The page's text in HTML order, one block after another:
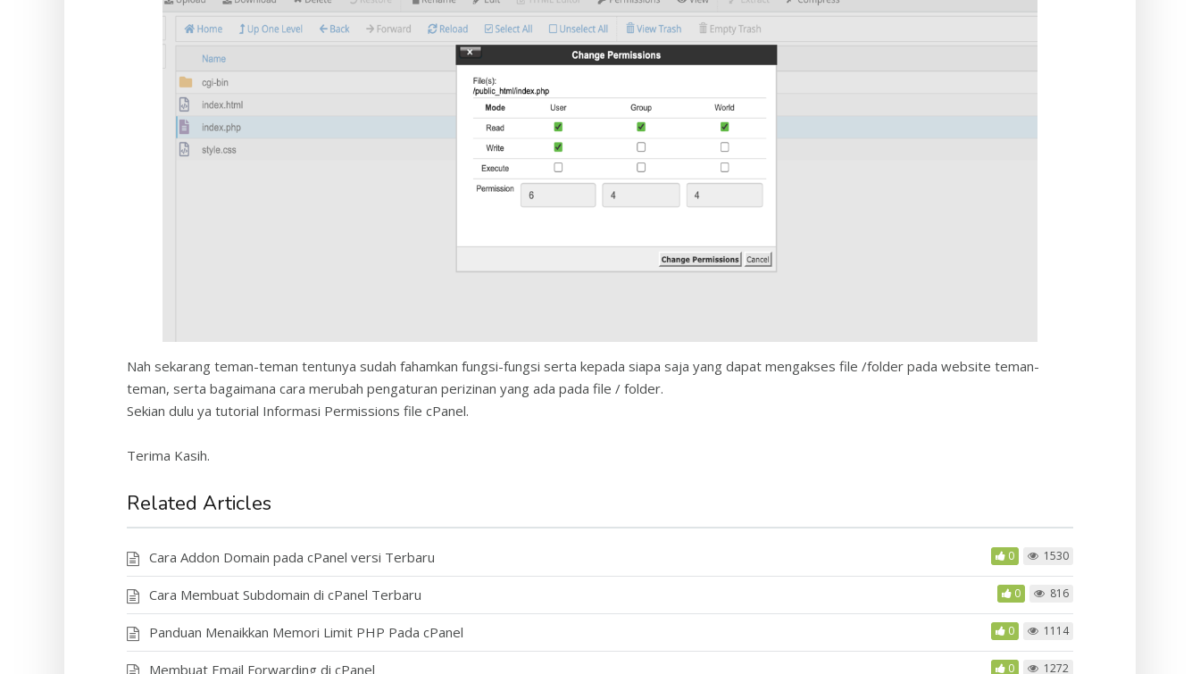
Nah sekarang teman-teman tentunya sudah fahamkan fungsi-fungsi serta kepada siapa saja yang dapat mengakses file /folder pada website teman-
teman, serta bagaimana cara merubah pengaturan perizinan yang ada pada file / folder.
Sekian dulu ya tutorial Informasi Permissions file cPanel.
Terima Kasih.
Related Articles
Cara Addon Domain pada cPanel versi Terbaru 0 1530
Cara Membuat Subdomain di cPanel Terbaru 0 816
Panduan Menaikkan Memori Limit PHP Pada cPanel 0 1114
Membuat Email Forwarding di cPanel 0 1272